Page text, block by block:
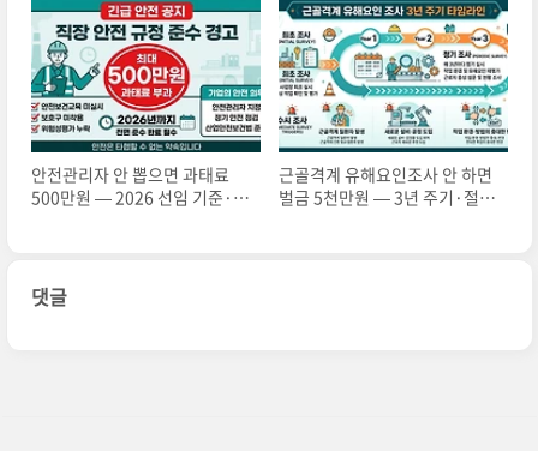
안전관리자 안 뽑으면 과태료
500만원 — 2026 선임 기준·신
근골격계 유해요인조사 안 하면
벌금 5천만원 — 3년 주기·절차
댓글